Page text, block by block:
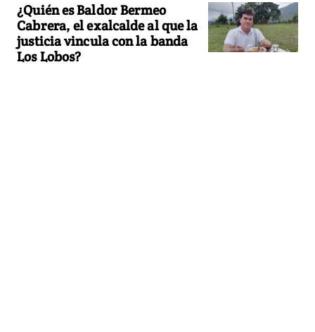
¿Quién es Baldor Bermeo
Cabrera, el exalcalde al que la
justicia vincula con la banda
Los Lobos?